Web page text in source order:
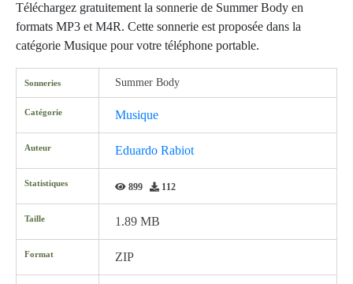
Téléchargez gratuitement la sonnerie de Summer Body en
formats MP3 et M4R. Cette sonnerie est proposée dans la
catégorie Musique pour votre téléphone portable.
Sonneries Summer Body
Catégorie Musique
Auteur Eduardo Rabiot
Statistiques 899 112
Taille 1.89 MB
Format ZIP